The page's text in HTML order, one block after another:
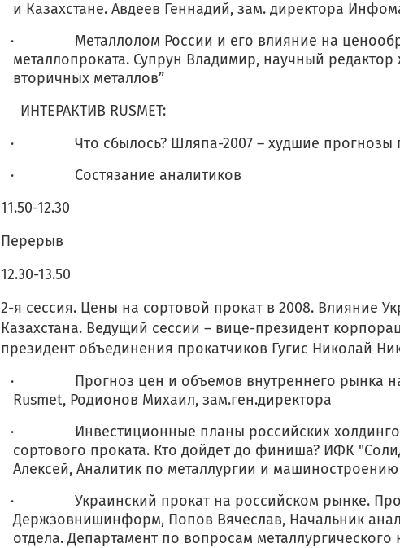
и Казахстане. Авдеев Геннадий, зам. директора
· Металлолом России и его влияние на
металлопроката. Супрун Владимир, научный
вторичных металлов”
ИНТЕРАКТИВ RUSMET:
· Что сбылось? Шляпа-2007 – худшие прогнозы
· Состязание аналитиков
11.50-12.30
Перерыв
12.30-13.50
2-я сессия. Цены на сортовой прокат в 2008. Влияние
Казахстана. Ведущий сессии – вице-президент
президент объединения прокатчиков Гугис Николай
· Прогноз цен и объемов внутреннего рынка на
Rusmet, Родионов Михаил, зам.ген.директора
· Инвестиционные планы российских холдингов
сортового проката. Кто дойдет до финиша? ИФК
Алексей, Аналитик по металлургии и машиностроению
· Украинский прокат на российском рынке.
Держзовнишинформ, Попов Вячеслав, Начальник
отдела. Департамент по вопросам металлургического